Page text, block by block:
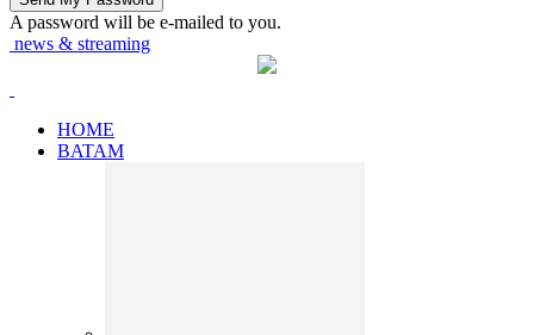
A password will be e-mailed to you.
news & streaming
HOME
BATAM